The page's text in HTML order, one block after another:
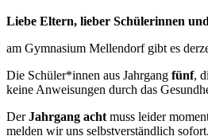
Liebe Eltern, lieber Schülerinnen
am Gymnasium Mellendorf gibt es
Die Schüler*innen aus Jahrgang fünf,
keine Anweisungen durch das
DerJahrgang acht muss leider
melden wir uns selbstverständlich sofort.